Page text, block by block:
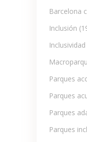
Barcelona
Inclusión
Inclusividad
Parques
Parques
Parques
Parques